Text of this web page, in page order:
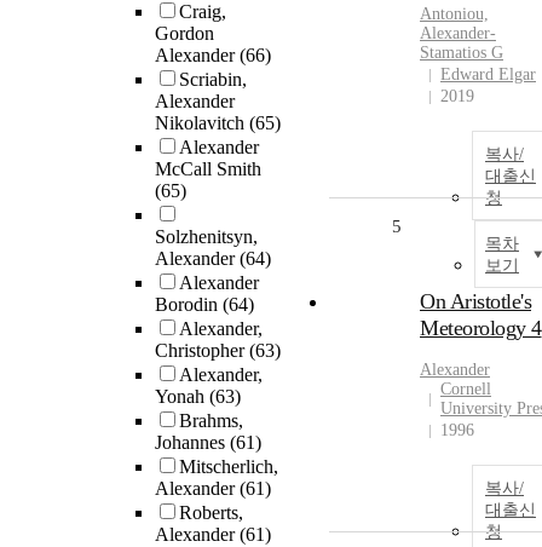
Craig,
Gordon
Alexander(66)
Scriabin,
Alexander
Nikolavitch (65)
Alexander
McCall Smith
(65)
Solzhenitsyn,
Alexander(64)
Alexander
Borodin (64)
Alexander,
Christopher(63)
Alexander,
Yonah (63)
Brahms,
Johannes (61)
Mitscherlich,
Alexander(61)
Roberts,
Alexander(61)
Antoniou,
Alexander-
Stamatios G
Edward Elgar
2019
복사/
대출신
청
목차
보기
5
On Aristotle's
Meteorology 4
Alexander
Cornell
University
1996
복사/
대출신
청